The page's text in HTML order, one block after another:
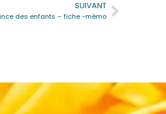
SUIVANT
des enfants – fiche -mémo